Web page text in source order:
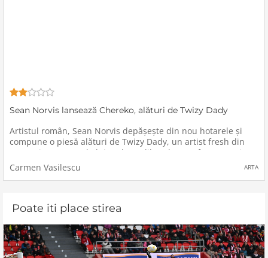
Sean Norvis lansează Chereko, alături de Twizy Dady
Artistul român, Sean Norvis depășește din nou hotarele și
compune o piesă alături de Twizy Dady, un artist fresh din
Tanzania. Pe numele lui real, Twalibu Almas Mfaume, Twizy
Dady este un tânăr compozitor și cântăreț din Africa de Est
Carmen Vasilescu ARTA
Poate iti place stirea